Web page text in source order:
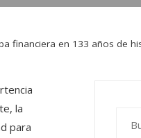
financiera en 133 años de
la
para